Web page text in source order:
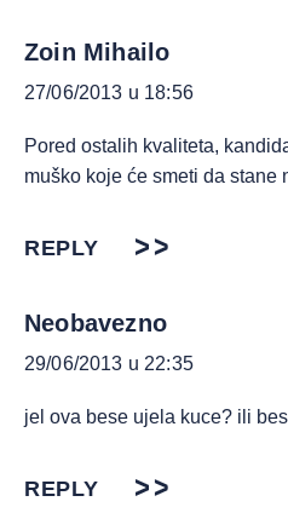
Zoin Mihailo
27/06/2013 u 18:56
Pored ostalih kvaliteta,
muško koje će smeti da stane
REPLY
Neobavezno
29/06/2013 u 22:35
jel ova bese ujela kuce? ili
REPLY